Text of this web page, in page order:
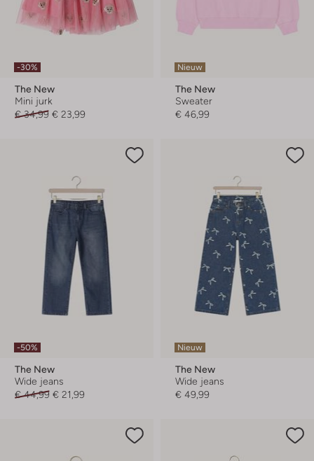
-30%
The New
Mini jurk
€ 34,99 € 23,99
Nieuw
The New
Sweater
€ 46,99
-50%
The New
Wide jeans
€ 44,99 € 21,99
Nieuw
The New
Wide jeans
€ 49,99